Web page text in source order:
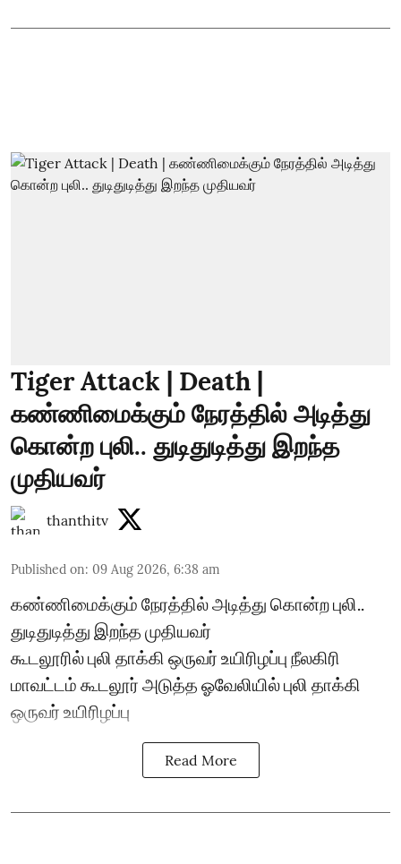
Tiger Attack | Death |
கண்ணிமைக்கும் நேரத்தில் அடித்து
கொன்ற புலி.. துடிதுடித்து இறந்த
முதியவர்
thanthitv
Published on: 09 Aug 2026, 6:38 am
கண்ணிமைக்கும் நேரத்தில் அடித்து கொன்ற புலி..
துடிதுடித்து இறந்த முதியவர்
கூடலூரில் புலி தாக்கி ஒருவர் உயிரிழப்பு நீலகிரி
மாவட்டம் கூடலூர் அடுத்த ஓவேலியில் புலி தாக்கி
ஒருவர் உயிரிழப்பு
Read More